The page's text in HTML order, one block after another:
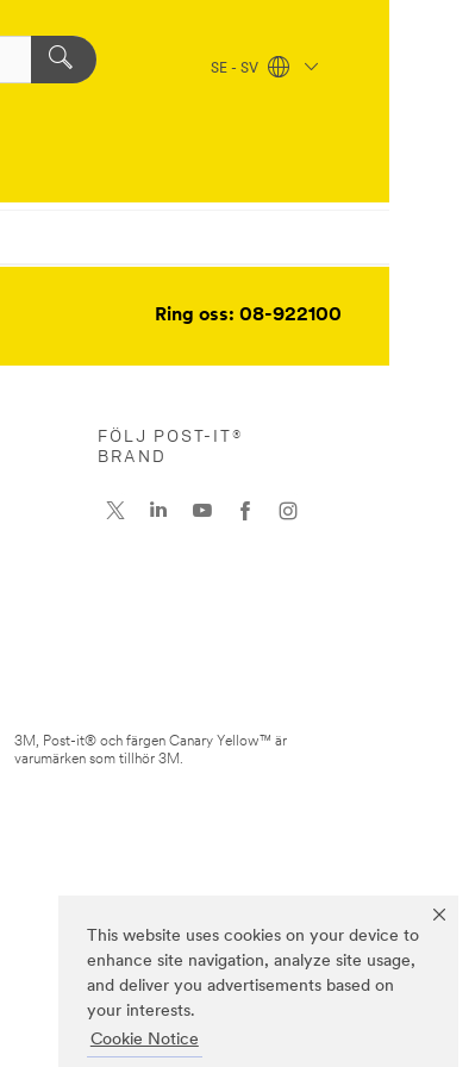
This website uses cookies on your device to
enhance site navigation, analyze site usage,
and deliver you advertisements based on
your interests.
Cookie Notice
SE - SV
Ring oss: 08-922100
FÖLJ POST-IT®
BRAND
3M, Post-it® och färgen Canary Yellow™ är
varumärken som tillhör 3M.